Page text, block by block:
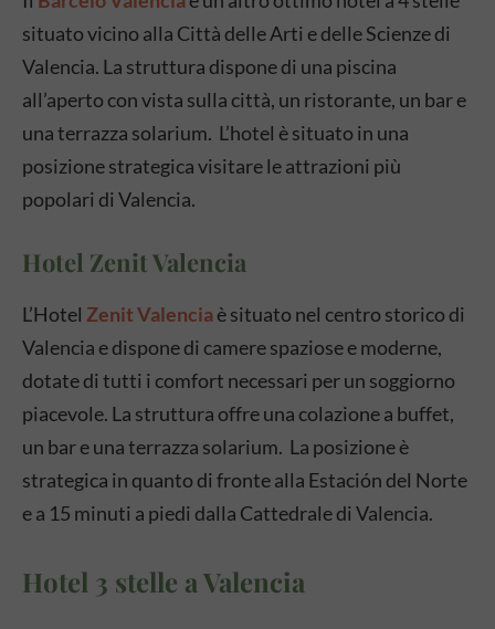
situato vicino alla Città delle Arti e delle Scienze di
Valencia. La struttura dispone di una piscina
all’aperto con vista sulla città, un ristorante, un bar e
una terrazza solarium. L’hotel è situato in una
posizione strategica visitare le attrazioni più
popolari di Valencia.
Hotel Zenit Valencia
L’Hotel Zenit Valenciaè situato nel centro storico di
Valencia e dispone di camere spaziose e moderne,
dotate di tutti i comfort necessari per un soggiorno
piacevole. La struttura offre una colazione a buffet,
un bar e una terrazza solarium. La posizione è
strategica in quanto di fronte alla Estación del Norte
e a 15 minuti a piedi dalla Cattedrale di Valencia.
Hotel 3 stelle a Valencia